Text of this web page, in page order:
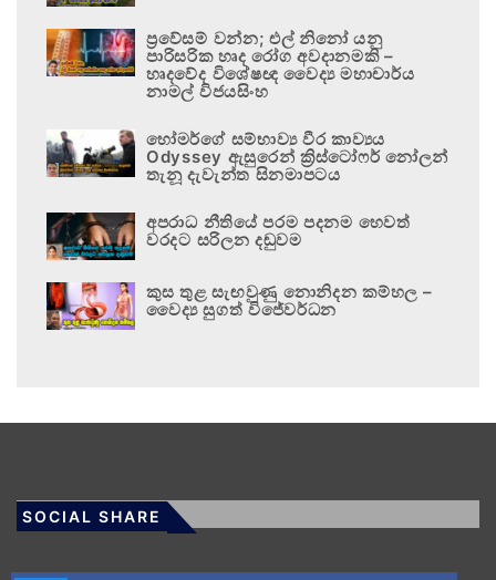
ප්‍රවේසම් වන්න; එල් නිනෝ යනු
පාරිසරික හෘද රෝග අවදානමකි –
හෘදවේද විශේෂඥ වෛද්‍ය මහාචාර්ය
නාමල් විජයසිංහ
හෝමර්ගේ සම්භාව්‍ය වීර කාව්‍යය
Odyssey ඇසුරෙන් ක්‍රිස්ටෝෆර් නෝලන්
තැනූ දැවැන්ත සිනමාපටය
අපරාධ නීතියේ පරම පදනම හෙවත්
වරදට සරිලන දඬුවම
කුස තුළ සැඟවුණු නොනිදන කම්හල –
වෛද්‍ය සුගත් විජේවර්ධන
SOCIAL SHARE